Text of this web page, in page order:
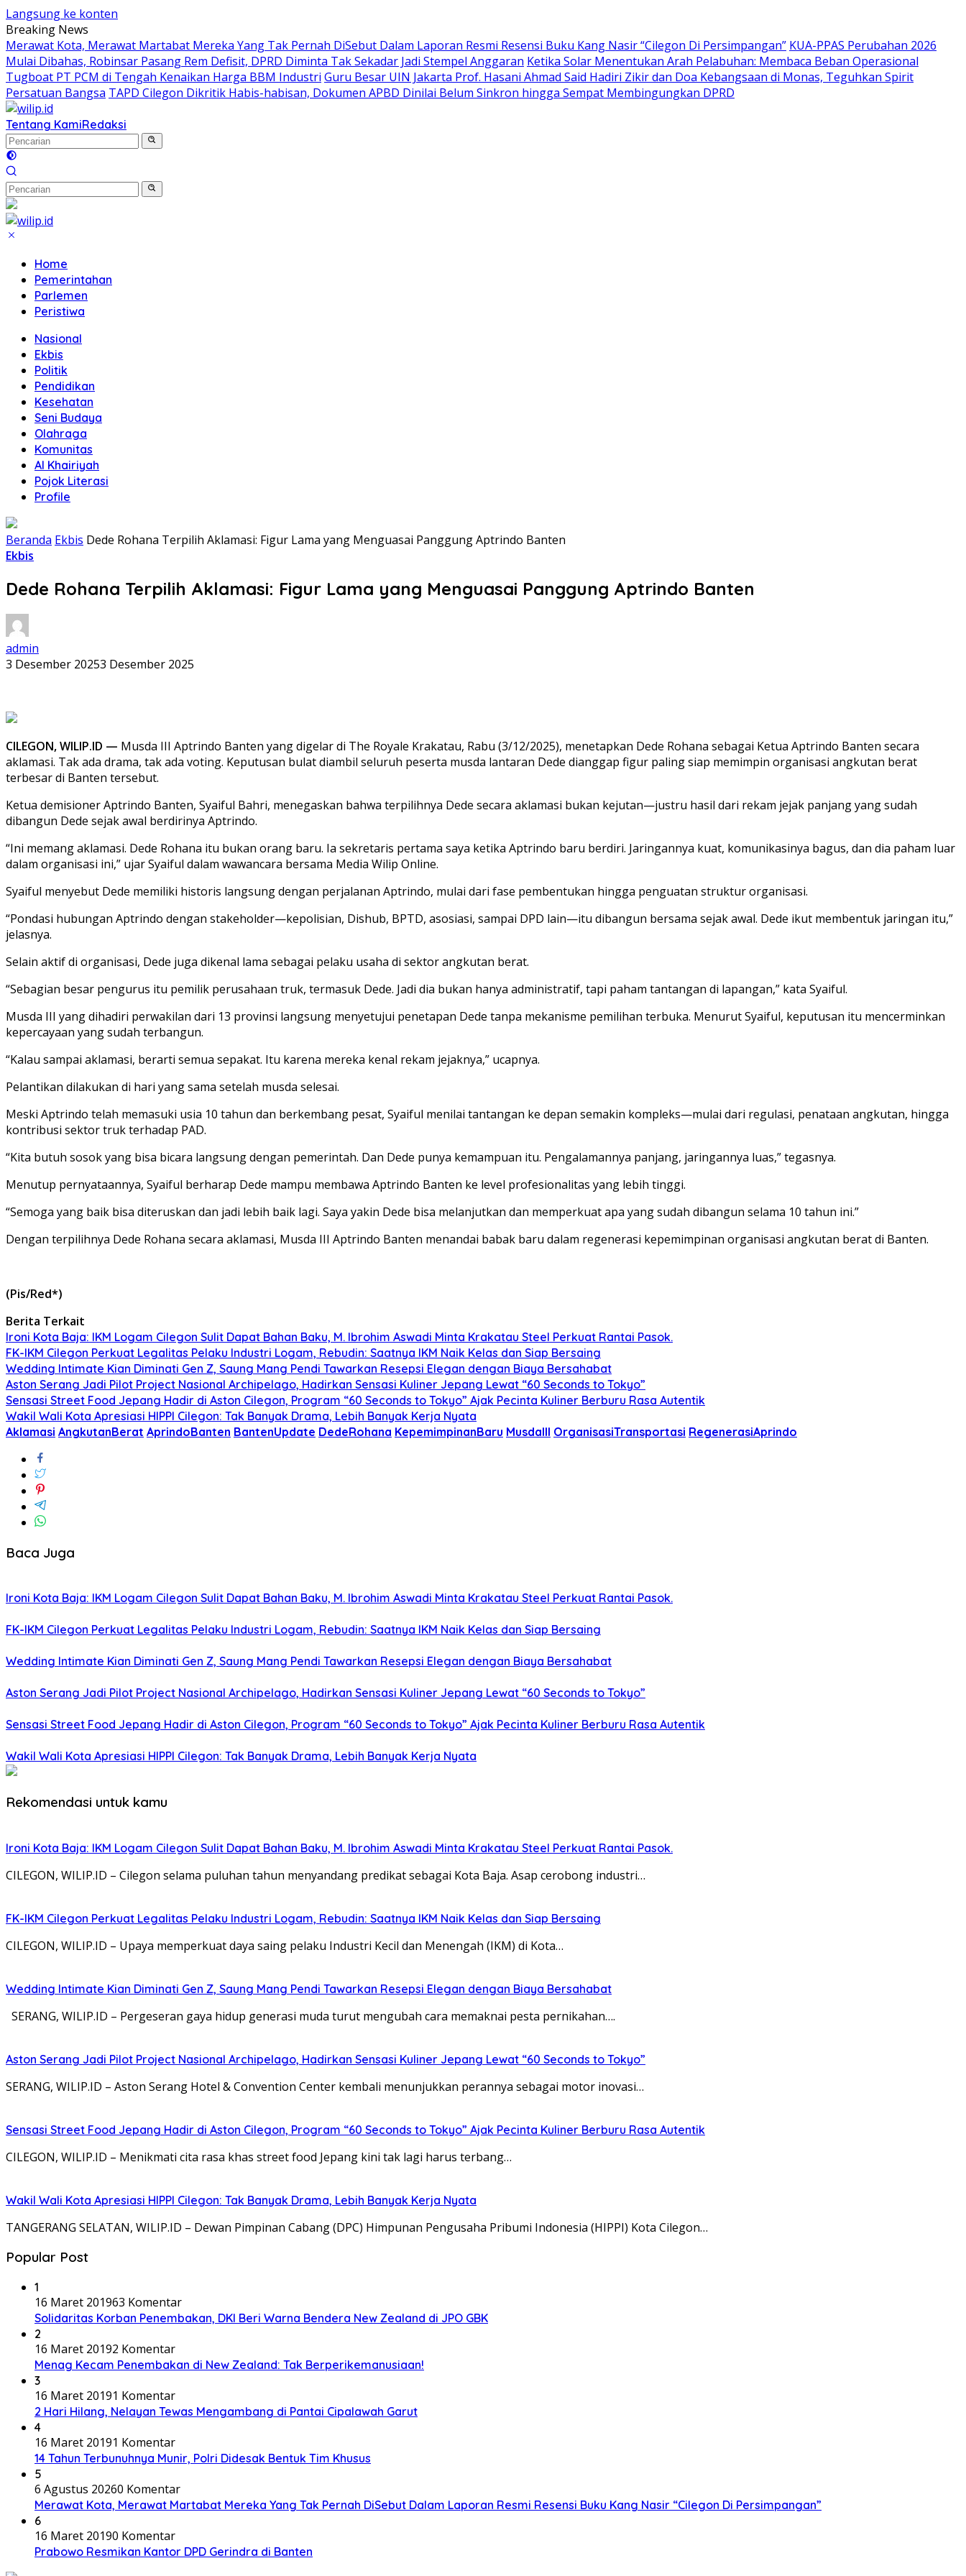
Langsung ke konten
Breaking News
Merawat Kota, Merawat Martabat Mereka Yang Tak Pernah DiSebut Dalam Laporan Resmi Resensi Buku Kang Nasir “Cilegon Di Persimpangan” KUA-PPAS Perubahan 2026
Mulai Dibahas, Robinsar Pasang Rem Defisit, DPRD Diminta Tak Sekadar Jadi Stempel Anggaran Ketika Solar Menentukan Arah Pelabuhan: Membaca Beban Operasional
Tugboat PT PCM di Tengah Kenaikan Harga BBM Industri Guru Besar UIN Jakarta Prof. Hasani Ahmad Said Hadiri Zikir dan Doa Kebangsaan di Monas, Teguhkan Spirit
Persatuan Bangsa TAPD Cilegon Dikritik Habis-habisan, Dokumen APBD Dinilai Belum Sinkron hingga Sempat Membingungkan DPRD
Tentang KamiRedaksi
Home
Pemerintahan
Parlemen
Peristiwa
Nasional
Ekbis
Politik
Pendidikan
Kesehatan
Seni Budaya
Olahraga
Komunitas
Al Khairiyah
Pojok Literasi
Profile
Beranda Ekbis Dede Rohana Terpilih Aklamasi: Figur Lama yang Menguasai Panggung Aptrindo Banten
Ekbis
Dede Rohana Terpilih Aklamasi: Figur Lama yang Menguasai Panggung Aptrindo Banten
admin
3 Desember 20253 Desember 2025
CILEGON, WILIP.ID — Musda III Aptrindo Banten yang digelar di The Royale Krakatau, Rabu (3/12/2025), menetapkan Dede Rohana sebagai Ketua Aptrindo Banten secara
aklamasi. Tak ada drama, tak ada voting. Keputusan bulat diambil seluruh peserta musda lantaran Dede dianggap figur paling siap memimpin organisasi angkutan berat
terbesar di Banten tersebut.
Ketua demisioner Aptrindo Banten, Syaiful Bahri, menegaskan bahwa terpilihnya Dede secara aklamasi bukan kejutan—justru hasil dari rekam jejak panjang yang sudah
dibangun Dede sejak awal berdirinya Aptrindo.
“Ini memang aklamasi. Dede Rohana itu bukan orang baru. Ia sekretaris pertama saya ketika Aptrindo baru berdiri. Jaringannya kuat, komunikasinya bagus, dan dia paham luar
dalam organisasi ini,” ujar Syaiful dalam wawancara bersama Media Wilip Online.
Syaiful menyebut Dede memiliki historis langsung dengan perjalanan Aptrindo, mulai dari fase pembentukan hingga penguatan struktur organisasi.
“Pondasi hubungan Aptrindo dengan stakeholder—kepolisian, Dishub, BPTD, asosiasi, sampai DPD lain—itu dibangun bersama sejak awal. Dede ikut membentuk jaringan itu,”
jelasnya.
Selain aktif di organisasi, Dede juga dikenal lama sebagai pelaku usaha di sektor angkutan berat.
“Sebagian besar pengurus itu pemilik perusahaan truk, termasuk Dede. Jadi dia bukan hanya administratif, tapi paham tantangan di lapangan,” kata Syaiful.
Musda III yang dihadiri perwakilan dari 13 provinsi langsung menyetujui penetapan Dede tanpa mekanisme pemilihan terbuka. Menurut Syaiful, keputusan itu mencerminkan
kepercayaan yang sudah terbangun.
“Kalau sampai aklamasi, berarti semua sepakat. Itu karena mereka kenal rekam jejaknya,” ucapnya.
Pelantikan dilakukan di hari yang sama setelah musda selesai.
Meski Aptrindo telah memasuki usia 10 tahun dan berkembang pesat, Syaiful menilai tantangan ke depan semakin kompleks—mulai dari regulasi, penataan angkutan, hingga
kontribusi sektor truk terhadap PAD.
“Kita butuh sosok yang bisa bicara langsung dengan pemerintah. Dan Dede punya kemampuan itu. Pengalamannya panjang, jaringannya luas,” tegasnya.
Menutup pernyataannya, Syaiful berharap Dede mampu membawa Aptrindo Banten ke level profesionalitas yang lebih tinggi.
“Semoga yang baik bisa diteruskan dan jadi lebih baik lagi. Saya yakin Dede bisa melanjutkan dan memperkuat apa yang sudah dibangun selama 10 tahun ini.”
Dengan terpilihnya Dede Rohana secara aklamasi, Musda III Aptrindo Banten menandai babak baru dalam regenerasi kepemimpinan organisasi angkutan berat di Banten.
(Pis/Red*)
Berita Terkait
Ironi Kota Baja: IKM Logam Cilegon Sulit Dapat Bahan Baku, M. Ibrohim Aswadi Minta Krakatau Steel Perkuat Rantai Pasok.
FK-IKM Cilegon Perkuat Legalitas Pelaku Industri Logam, Rebudin: Saatnya IKM Naik Kelas dan Siap Bersaing
Wedding Intimate Kian Diminati Gen Z, Saung Mang Pendi Tawarkan Resepsi Elegan dengan Biaya Bersahabat
Aston Serang Jadi Pilot Project Nasional Archipelago, Hadirkan Sensasi Kuliner Jepang Lewat “60 Seconds to Tokyo”
Sensasi Street Food Jepang Hadir di Aston Cilegon, Program “60 Seconds to Tokyo” Ajak Pecinta Kuliner Berburu Rasa Autentik
Wakil Wali Kota Apresiasi HIPPI Cilegon: Tak Banyak Drama, Lebih Banyak Kerja Nyata
Aklamasi AngkutanBerat AprindoBanten BantenUpdate DedeRohana KepemimpinanBaru MusdaIII OrganisasiTransportasi RegenerasiAprindo
Baca Juga
Ironi Kota Baja: IKM Logam Cilegon Sulit Dapat Bahan Baku, M. Ibrohim Aswadi Minta Krakatau Steel Perkuat Rantai Pasok.
FK-IKM Cilegon Perkuat Legalitas Pelaku Industri Logam, Rebudin: Saatnya IKM Naik Kelas dan Siap Bersaing
Wedding Intimate Kian Diminati Gen Z, Saung Mang Pendi Tawarkan Resepsi Elegan dengan Biaya Bersahabat
Aston Serang Jadi Pilot Project Nasional Archipelago, Hadirkan Sensasi Kuliner Jepang Lewat “60 Seconds to Tokyo”
Sensasi Street Food Jepang Hadir di Aston Cilegon, Program “60 Seconds to Tokyo” Ajak Pecinta Kuliner Berburu Rasa Autentik
Wakil Wali Kota Apresiasi HIPPI Cilegon: Tak Banyak Drama, Lebih Banyak Kerja Nyata
Rekomendasi untuk kamu
Ironi Kota Baja: IKM Logam Cilegon Sulit Dapat Bahan Baku, M. Ibrohim Aswadi Minta Krakatau Steel Perkuat Rantai Pasok.
CILEGON, WILIP.ID – Cilegon selama puluhan tahun menyandang predikat sebagai Kota Baja. Asap cerobong industri…
FK-IKM Cilegon Perkuat Legalitas Pelaku Industri Logam, Rebudin: Saatnya IKM Naik Kelas dan Siap Bersaing
CILEGON, WILIP.ID – Upaya memperkuat daya saing pelaku Industri Kecil dan Menengah (IKM) di Kota…
Wedding Intimate Kian Diminati Gen Z, Saung Mang Pendi Tawarkan Resepsi Elegan dengan Biaya Bersahabat
SERANG, WILIP.ID – Pergeseran gaya hidup generasi muda turut mengubah cara memaknai pesta pernikahan….
Aston Serang Jadi Pilot Project Nasional Archipelago, Hadirkan Sensasi Kuliner Jepang Lewat “60 Seconds to Tokyo”
SERANG, WILIP.ID – Aston Serang Hotel & Convention Center kembali menunjukkan perannya sebagai motor inovasi…
Sensasi Street Food Jepang Hadir di Aston Cilegon, Program “60 Seconds to Tokyo” Ajak Pecinta Kuliner Berburu Rasa Autentik
CILEGON, WILIP.ID – Menikmati cita rasa khas street food Jepang kini tak lagi harus terbang…
Wakil Wali Kota Apresiasi HIPPI Cilegon: Tak Banyak Drama, Lebih Banyak Kerja Nyata
TANGERANG SELATAN, WILIP.ID – Dewan Pimpinan Cabang (DPC) Himpunan Pengusaha Pribumi Indonesia (HIPPI) Kota Cilegon…
Popular Post
1
16 Maret 201963 Komentar
Solidaritas Korban Penembakan, DKI Beri Warna Bendera New Zealand di JPO GBK
2
16 Maret 20192 Komentar
Menag Kecam Penembakan di New Zealand: Tak Berperikemanusiaan!
3
16 Maret 20191 Komentar
2 Hari Hilang, Nelayan Tewas Mengambang di Pantai Cipalawah Garut
4
16 Maret 20191 Komentar
14 Tahun Terbunuhnya Munir, Polri Didesak Bentuk Tim Khusus
5
6 Agustus 20260 Komentar
Merawat Kota, Merawat Martabat Mereka Yang Tak Pernah DiSebut Dalam Laporan Resmi Resensi Buku Kang Nasir “Cilegon Di Persimpangan”
6
16 Maret 20190 Komentar
Prabowo Resmikan Kantor DPD Gerindra di Banten